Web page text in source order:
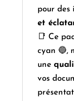
pour des
et
📑 Ce
cyan 🔵,
une
vos